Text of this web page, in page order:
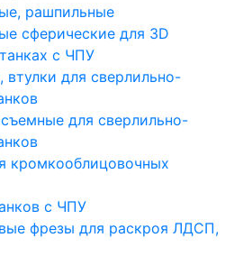
рашпильные
сферические для 3D
с ЧПУ
втулки для сверлильно-
для сверлильно-
кромкооблицовочных
с ЧПУ
фрезы для раскроя ЛДСП,